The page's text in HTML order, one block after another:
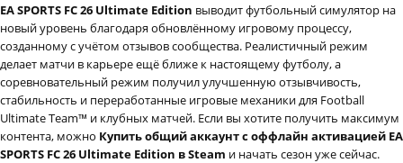
EA SPORTS FC 26 Ultimate Edition выводит футбольный симулятор на
новый уровень благодаря обновлённому игровому процессу,
созданному с учётом отзывов сообщества. Реалистичный режим
делает матчи в карьере ещё ближе к настоящему футболу, а
соревновательный режим получил улучшенную отзывчивость,
стабильность и переработанные игровые механики для Football
Ultimate Team™ и клубных матчей. Если вы хотите получить максимум
контента, можно Купить общий аккаунт с оффлайн активацией EA
SPORTS FC 26 Ultimate Edition в Steam и начать сезон уже сейчас.